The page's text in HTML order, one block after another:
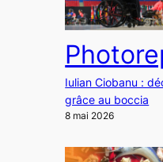
Iulian Ciobanu :
grâce au boccia
8 mai 2026